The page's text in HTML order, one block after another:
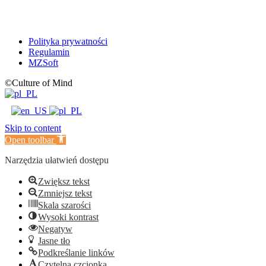
Polityka prywatności
Regulamin
MZSoft
©Culture of Mind
Skip to content
Open toolbar
Narzędzia ułatwień dostępu
Zwiększ tekst
Zmniejsz tekst
Skala szarości
Wysoki kontrast
Negatyw
Jasne tło
Podkreślanie linków